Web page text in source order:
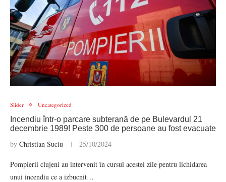
Slider Uncategorized
Incendiu într-o parcare subterană de pe Bulevardul 21
decembrie 1989! Peste 300 de persoane au fost evacuate
by Christian Suciu 25/10/2024
Pompierii clujeni au intervenit în cursul acestei zile pentru lichidarea
unui incendiu ce a izbucnit…